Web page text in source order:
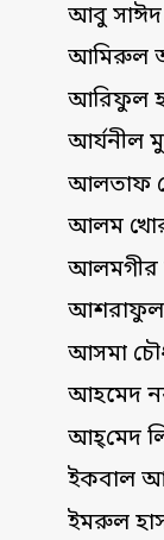
আবু সাঈদ
আমিরুল
আরিফুল
আর্যনীল
আলতাফ
আলম
আলমগীর
আশরাফুল
আসমা
আহমেদ
আহ্‌মেদ
ইকবাল
ইমরুল